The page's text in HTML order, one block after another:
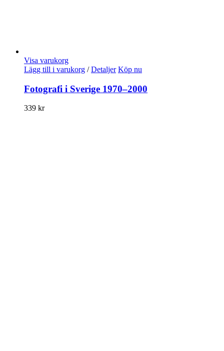
Visa varukorg
Lägg till i varukorg / Detaljer Köp nu
Fotografi i Sverige 1970–2000
339 kr